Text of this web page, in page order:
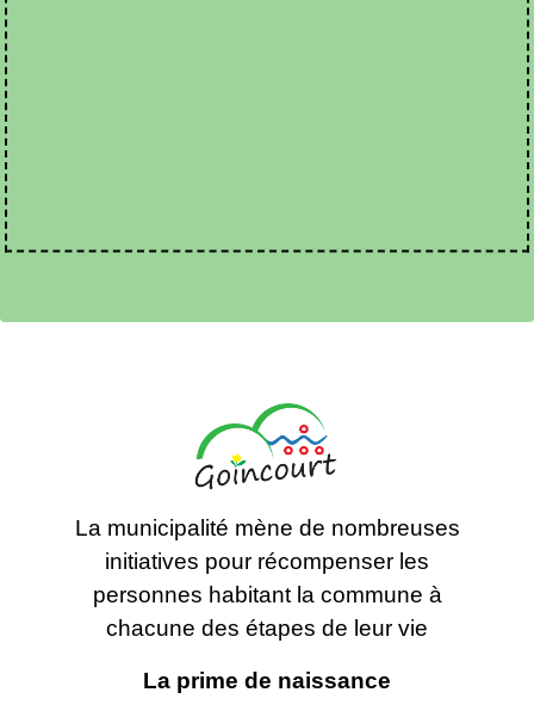
La municipalité mène de nombreuses
initiatives pour récompenser les
personnes habitant la commune à
chacune des étapes de leur vie
La prime de naissance